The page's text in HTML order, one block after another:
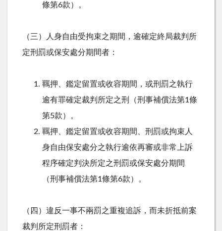
條第6款）。
（三）人身自由受拘束之期間，逾確定終局裁判所
定刑罰或保安處分期間者：
羈押、鑑定留置或收容期間，或刑罰之執行
逾有罪確定裁判所定之刑（刑事補償法第1條
第5款）。
羈押、鑑定留置或收容期間、刑罰或拘束人
身自由保安處分之執行逾依再審或非常上訴
程序確定判決所定之刑罰或保安處分期間
（刑事補償法第1條第6款）。
（四）違反一事不兩罰之重複追訴，而未折抵前案
裁判所定刑罰者：